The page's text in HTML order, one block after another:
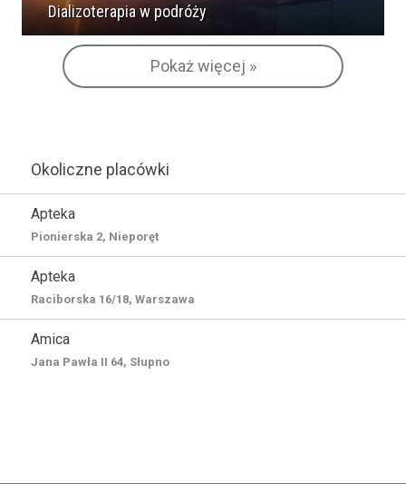
Dializoterapia w podróży
Pokaż więcej »
Okoliczne placówki
Apteka
Pionierska 2, Nieporęt
Apteka
Raciborska 16/18, Warszawa
Amica
Jana Pawła II 64, Słupno